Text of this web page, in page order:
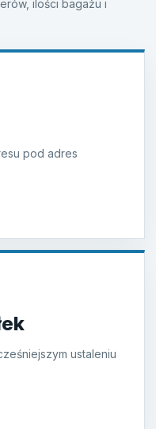
ilości bagażu i
pod adres
ustaleniu